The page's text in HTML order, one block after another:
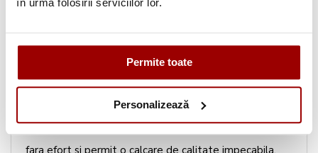
în urma folosirii serviciilor lor.
Permite toate
Personalizează
transportul mesei de calcat fara a necesita ridicare.
In concluzie, mesele de calcat „active" va ofera
multiple beneficii:
• Mesele de calcat „active" cu suprafata incalzita, cu
aspiratie si suflare fac calcatul mult mai facil,
fara efort si permit o calcare de calitate impecabila.